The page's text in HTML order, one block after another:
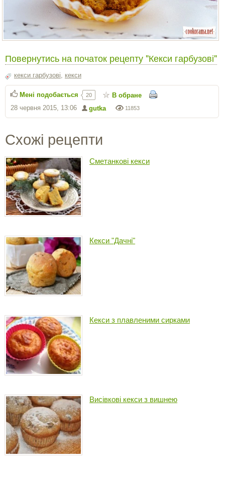
Повернутись на початок рецепту "Кекси гарбузові"
кекси гарбузові кекси
11853
gutka
28 червня 2015, 13:06
Мені подобається 20 В обране
Схожі рецепти
Сметанкові кекси
Кекси "Дачні"
Кекси з плавленими сирками
Висівкові кекси з вишнею